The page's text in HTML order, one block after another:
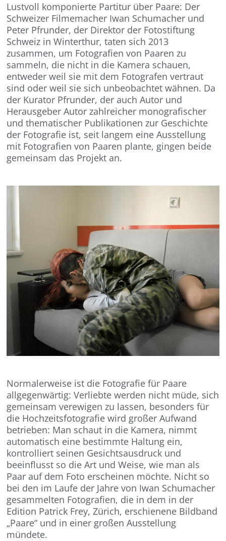
Lustvoll komponierte Partitur über Paare: Der
Schweizer Filmemacher Iwan Schumacher und
Peter Pfrunder, der Direktor der Fotostiftung
Schweiz in Winterthur, taten sich 2013
zusammen, um Fotografien von Paaren zu
sammeln, die nicht in die Kamera schauen,
entweder weil sie mit dem Fotografen vertraut
sind oder weil sie sich unbeobachtet wähnen. Da
der Kurator Pfrunder, der auch Autor und
Herausgeber Autor zahlreicher monografischer
und thematischer Publikationen zur Geschichte
der Fotografie ist, seit langem eine Ausstellung
mit Fotografien von Paaren plante, gingen beide
gemeinsam das Projekt an.
Normalerweise ist die Fotografie für Paare
allgegenwärtig: Verliebte werden nicht müde, sich
gemeinsam verewigen zu lassen, besonders für
die Hochzeitsfotografie wird großer Aufwand
betrieben: Man schaut in die Kamera, nimmt
automatisch eine bestimmte Haltung ein,
kontrolliert seinen Gesichtsausdruck und
beeinflusst so die Art und Weise, wie man als
Paar auf dem Foto erscheinen möchte. Nicht so
bei den im Laufe der Jahre von Iwan Schumacher
gesammelten Fotografien, die in dem in der
Edition Patrick Frey, Zürich, erschienene Bildband
„Paare“ und in einer großen Ausstellung
mündete.